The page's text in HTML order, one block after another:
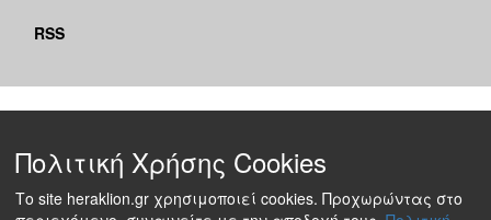
RSS
Πολιτική Χρήσης Cookies
Το site heraklion.gr χρησιμοποιεί cookies. Προχωρώντας στο